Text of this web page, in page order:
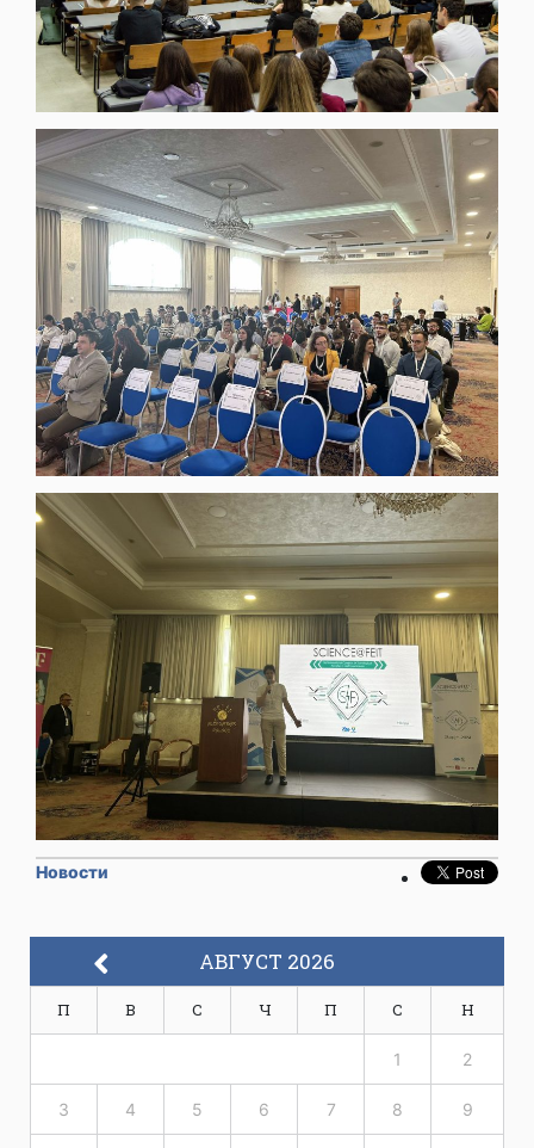
Новости
АВГУСТ 2026
П В С Ч П С Н
1 2
3 4 5 6 7 8 9